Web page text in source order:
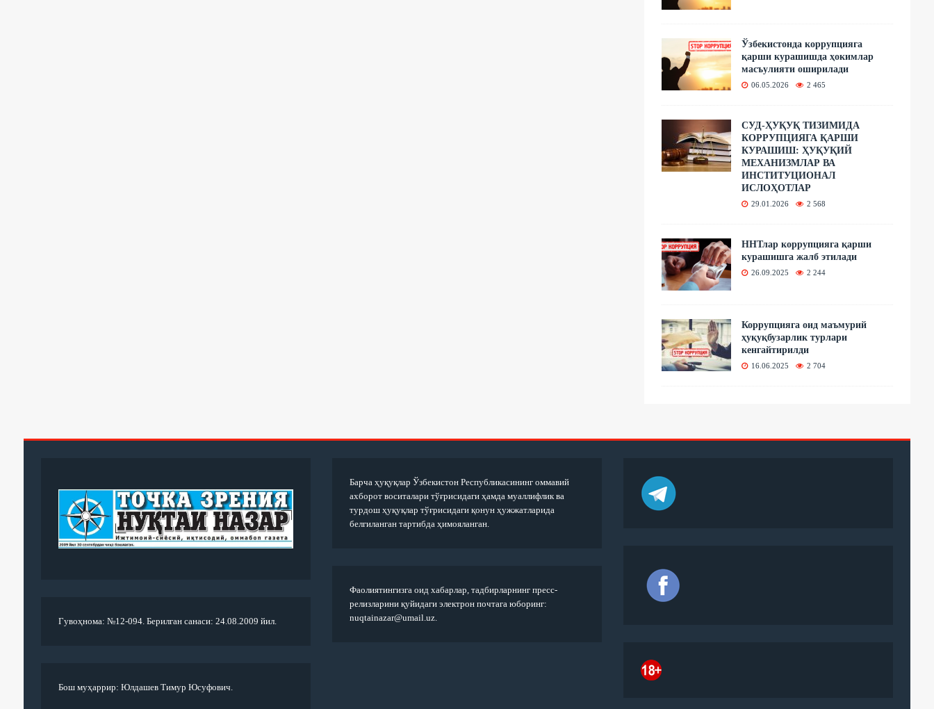
Ўзбекистонда коррупцияга
қарши курашишда ҳокимлар
масъулияти оширилади
06.05.2026 2 465
СУД-ҲУҚУҚ ТИЗИМИДА
КОРРУПЦИЯГА ҚАРШИ
КУРАШИШ: ҲУҚУҚИЙ
МЕХАНИЗМЛАР ВА
ИНСТИТУЦИОНАЛ
ИСЛОҲОТЛАР
29.01.2026 2 568
ННТлар коррупцияга қарши
курашишга жалб этилади
26.09.2025 2 244
Коррупцияга оид маъмурий
ҳуқуқбузарлик турлари
кенгайтирилди
16.06.2025 2 704
Гувоҳнома: №12-094. Берилган санаси: 24.08.2009 йил.
Бош муҳаррир: Юлдашев Тимур Юсуфович.
Барча ҳуқуқлар Ўзбекистон Республикасининг оммавий
ахборот воситалари тўғрисидаги ҳамда муаллифлик ва
турдош ҳуқуқлар тўғрисидаги қонун ҳужжатларида
белгиланган тартибда ҳимояланган.
Фаолиятингизга оид хабарлар, тадбирларнинг пресс-
релизларини қуйидаги электрон почтага юборинг:
nuqtainazar@umail.uz.